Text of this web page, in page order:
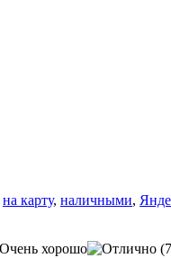
на карту, наличными,